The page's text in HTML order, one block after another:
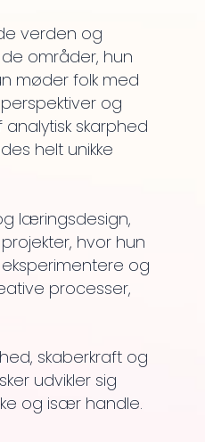
verden og
områder, hun
møder folk med
og
skarphed
helt unikke
læringsdesign,
hvor hun
og
processer,
skaberkraft og
udvikler sig
og især handle.